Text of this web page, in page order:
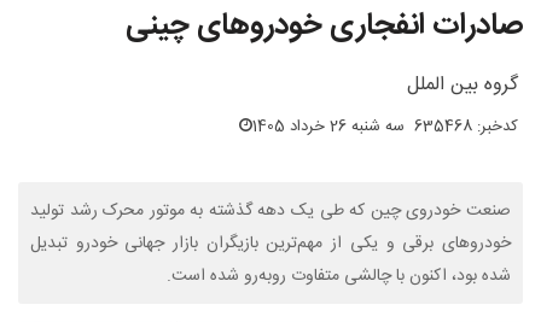
صادرات انفجاری خودروهای چینی
گروه بین الملل
کدخبر: 635468 سه شنبه 26 خرداد 1405
صنعت خودروی چین که طی یک دهه گذشته به موتور محرک رشد تولید
خودروهای برقی و یکی از مهم‌ترین بازیگران بازار جهانی خودرو تبدیل
شده بود، اکنون با چالشی متفاوت روبه‌رو شده است.